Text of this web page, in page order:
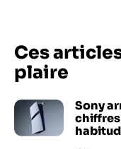
Ces
plaire
Sony
chiffres